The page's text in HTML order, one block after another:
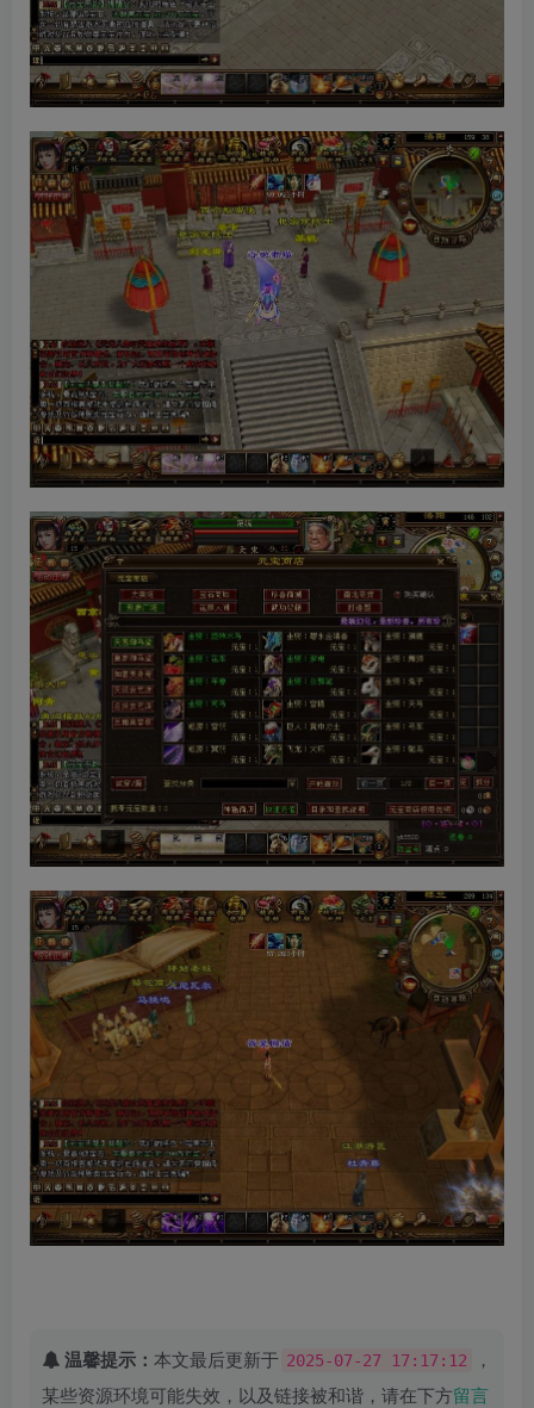
温馨提示： 本文最后更新于 2025-07-27 17:17:12
，
某些资源环境可能失效，以及链接被和谐，请在下方留言